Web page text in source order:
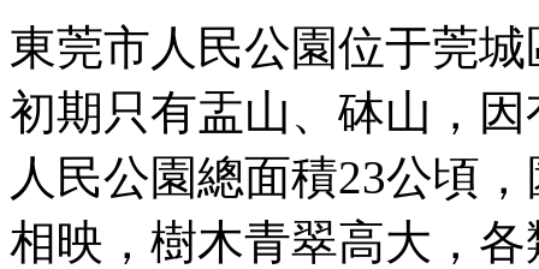
東莞市人民公園位于莞
初期只有盂山、砵山，
人民公園總面積23公頃
相映，樹木青翠高大，